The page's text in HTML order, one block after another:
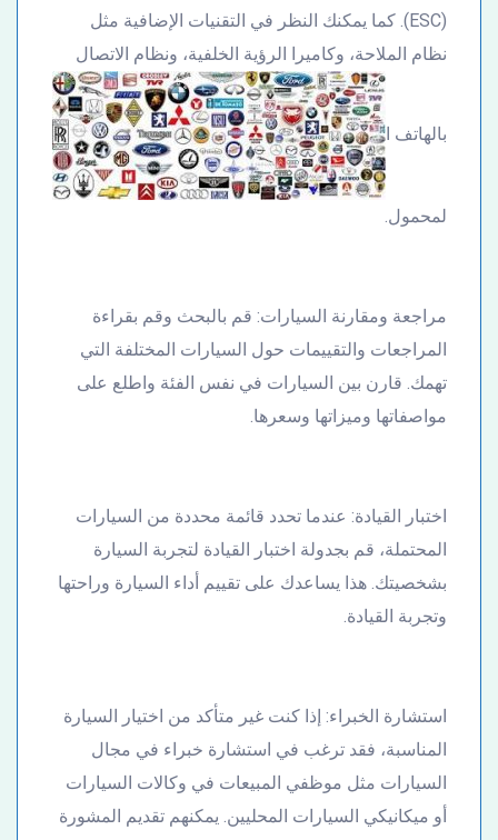
(ESC). كما يمكنك النظر في التقنيات الإضافية مثل
نظام الملاحة، وكاميرا الرؤية الخلفية، ونظام الاتصال
بالهاتف ا
لمحمول.
مراجعة ومقارنة السيارات: قم بالبحث وقم بقراءة
المراجعات والتقييمات حول السيارات المختلفة التي
تهمك. قارن بين السيارات في نفس الفئة واطلع على
مواصفاتها وميزاتها وسعرها.
اختبار القيادة: عندما تحدد قائمة محددة من السيارات
المحتملة، قم بجدولة اختبار القيادة لتجربة السيارة
بشخصيتك. هذا يساعدك على تقييم أداء السيارة وراحتها
وتجربة القيادة.
استشارة الخبراء: إذا كنت غير متأكد من اختيار السيارة
المناسبة، فقد ترغب في استشارة خبراء في مجال
السيارات مثل موظفي المبيعات في وكالات السيارات
أو ميكانيكي السيارات المحليين. يمكنهم تقديم المشورة